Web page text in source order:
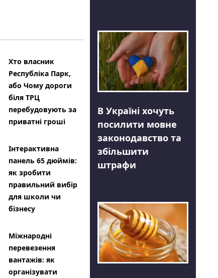
Хто власник
Республіка Парк,
або Чому дороги
біля ТРЦ
перебудовують за
приватні гроші
Інтерактивна
панель 65 дюймів:
як зробити
правильний вибір
для школи чи
бізнесу
Міжнародні
перевезення
вантажів: як
організувати
В Україні хочуть
посилити мовне
законодавство та
збільшити
штрафи